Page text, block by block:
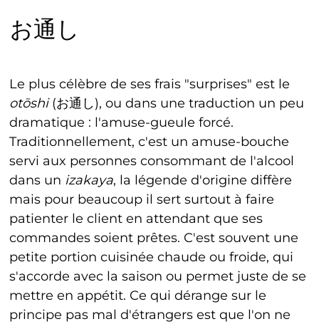
お通し
Le plus célèbre de ses frais "surprises" est le
otōshi(お通し), ou dans une traduction un peu
dramatique : l'amuse-gueule forcé.
Traditionnellement, c'est un amuse-bouche
servi aux personnes consommant de l'alcool
dans un izakaya, la légende d'origine diffère
mais pour beaucoup il sert surtout à faire
patienter le client en attendant que ses
commandes soient prêtes. C'est souvent une
petite portion cuisinée chaude ou froide, qui
s'accorde avec la saison ou permet juste de se
mettre en appétit. Ce qui dérange sur le
principe pas mal d'étrangers est que l'on ne